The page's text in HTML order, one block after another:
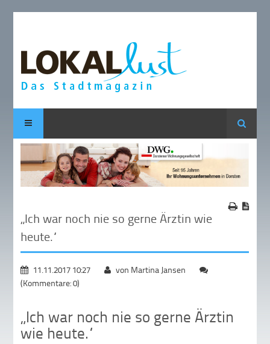
Suche
„Ich war noch nie so gerne Ärztin wie
heute.“
11.11.2017 10:27
von Martina Jansen
(Kommentare: 0)
„Ich war noch nie so gerne Ärztin
wie heute.“